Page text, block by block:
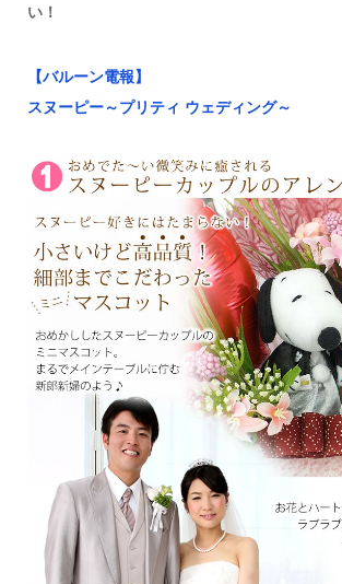
い！
【バルーン電報】
スヌーピー～プリティ ウェディング～